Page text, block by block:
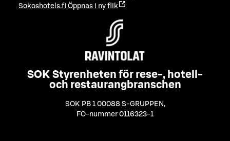
Sokoshotels.fi Öppnas i ny flik
SOK Styrenheten för rese-, hotell-
och restaurangbranschen
SOK PB 1 00088 S-GRUPPEN ,
FO-nummer 0116323-1